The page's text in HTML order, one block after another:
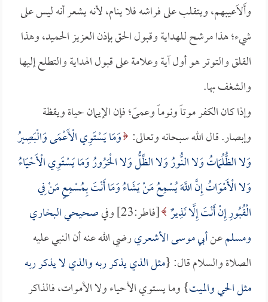
وأَلاَعيبهم، ويتقلب على فراشه فلا ينام، لأنه يشعر أنه ليس على
شيء؛ هذا مرشح للهداية وقبول الحق بإذن العزيز الحميد، وهذا
القلق والتوتر هو أول آية وعلامة على قبول الهداية والتطلع إليها
والشغف بها.
وإذا كان الكفر موتاً ونوماً وعمىً؛ فإن الإيمان حياة ويقظة
وإبصار. قال الله سبحانه وتعالى: وَمَا يَسْتَوِي الْأَعْمَى وَالْبَصِيرُ
وَلا الظُّلُمَاتُ وَلا النُّورُ وَلا الظِّلُّ وَلا الْحَرُورُ وَمَا يَسْتَوِي الْأَحْيَاءُ
وَلا الْأَمْوَاتُ إِنَّ اللَّهَ يُسْمِعُ مَنْ يَشَاءُ وَمَا أَنْتَ بِمُسْمِعٍ مَنْ فِي
الْقُبُورِ إِنْ أَنْتَ إِلَّا نَذِيرٌ [فاطر:23] وفي
صحيحي البخاري
ومسلمعنأبي موسى الأشعريرضي الله عنه أن النبي عليه
الصلاة والسلام قال: {مثل الذي يذكر ربه والذي لا يذكر ربه
مثل الحي والميت} وما يستوي الأحياء ولا الأموات، فالذاكر